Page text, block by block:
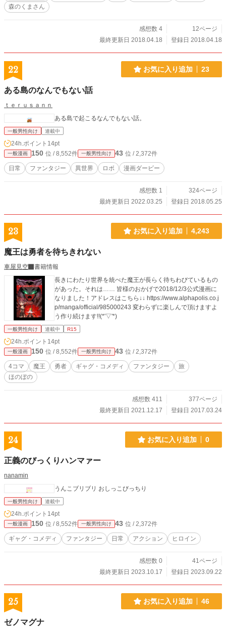
森のくまさん
感想数 4
12ページ
最終更新日 2018.04.18
登録日 2018.04.18
22 お気に入り追加 23
ある島のなんでもない話
ｔｅｒｕｓａｎｎ
ある島で起こるなんでもない話。
一般男性向け 連載中
24h.ポイント 14pt
一般漫画 150 位 / 8,552件 一般男性向け 43 位 / 2,372件
日常 ファンタジー 異世界 ロボ 漫画ダービー
感想数 1
324ページ
最終更新日 2022.03.25
登録日 2018.05.25
23 お気に入り追加 4,243
魔王は勇者を待ちきれない
車屋見空
書籍情報
長きにわたり世界を統べた魔王が長らく待ちわびているもの
があった。それは…… 皆様のおかげで2018/12/3公式漫画に
なりました！アドレスはこちら↓↓ https://www.alphapolis.co.j
p/manga/official/985000243 変わらずに楽しんで頂けますよ
う作り続けます!!(*'▽'*)
一般男性向け 連載中 R15
24h.ポイント 14pt
一般漫画 150 位 / 8,552件 一般男性向け 43 位 / 2,372件
4コマ 魔王 勇者 ギャグ・コメディ ファンタジー
旅
ほのぼの
感想数 411
377ページ
最終更新日 2021.12.17
登録日 2017.03.24
24 お気に入り追加 0
正義のびっくりハンマァー
nanamin
うんこブリブリ おしっこびっちり
一般男性向け 連載中
24h.ポイント 14pt
一般漫画 150 位 / 8,552件 一般男性向け 43 位 / 2,372件
ギャグ・コメディ ファンタジー 日常 アクション ヒロイン
感想数 0
41ページ
最終更新日 2023.10.17
登録日 2023.09.22
25 お気に入り追加 46
ゼノマグナ